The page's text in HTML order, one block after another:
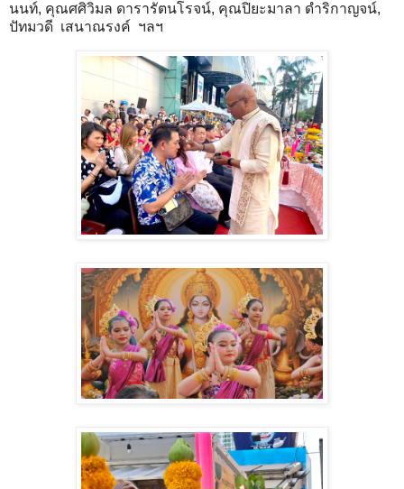
นนท์, คุณศศิวิมล ดารารัตนโรจน์, คุณปิยะมาลา ดำริกาญจน์,
ปัทมวดี เสนาณรงค์ ฯลฯ